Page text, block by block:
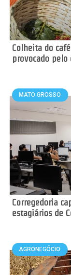
Colheita do
provocado pelo
MATO GROSSO
Corregedoria
estagiários de
AGRONEGÓCIO